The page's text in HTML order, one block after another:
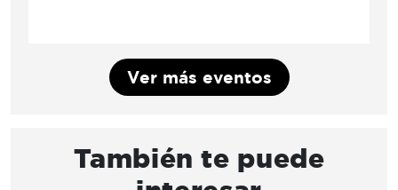
Ver más eventos
También te puede